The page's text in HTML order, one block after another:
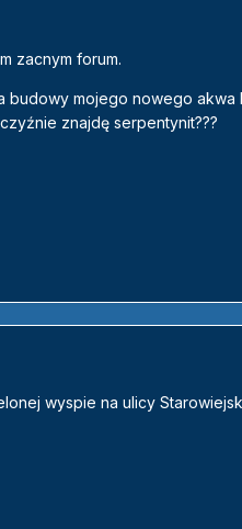
zacnym forum.
mojego nowego akwa
znajdę serpentynit???
wyspie na ulicy